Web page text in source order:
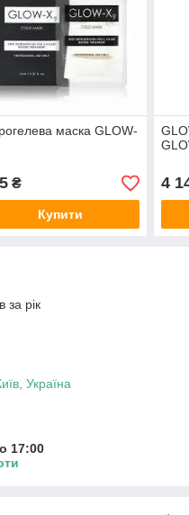
маска GLOW-
₴
Купити
4
за рік
Україна
17:00